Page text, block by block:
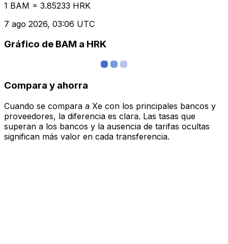
1 BAM = 3.85233 HRK
7 ago 2026, 03:06 UTC
Gráfico de BAM a HRK
Compara y ahorra
Cuando se compara a Xe con los principales bancos y
proveedores, la diferencia es clara. Las tasas que
superan a los bancos y la ausencia de tarifas ocultas
significan más valor en cada transferencia.